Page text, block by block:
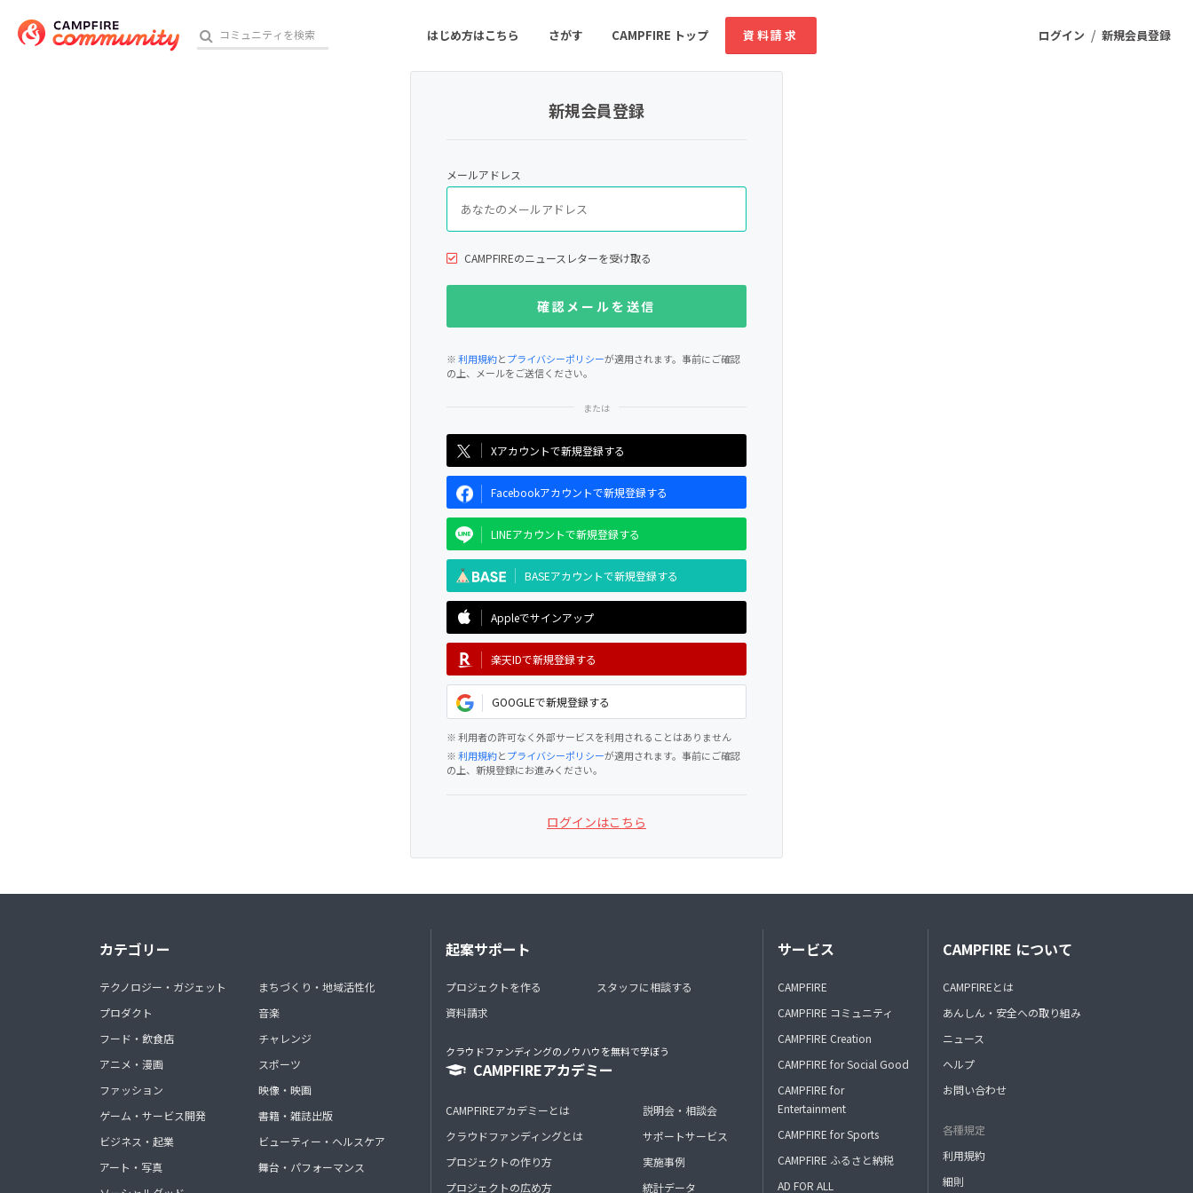
ログイン / 新規会員登録
はじめ方はこちら さがす CAMPFIRE トップ 資料請求
ゲーム・サービス開発
書籍・雑誌出版 アニメ・漫画
ソーシャルグッド ビューティー・ヘルスケア
新規会員登録
メールアドレス
CAMPFIREのニュースレターを受け取る
※利用規約とプライバシーポリシーが適用されます。事前にご確認
の上、メールをご送信ください。
Xアカウントで新規登録する
Facebookアカウントで新規登録する
LINEアカウントで新規登録する
BASEアカウントで新規登録する
Appleでサインアップ
楽天IDで新規登録する
GOOGLEで新規登録する
※ 利用者の許可なく外部サービスを利用されることはありません
※利用規約とプライバシーポリシーが適用されます。事前にご確認
の上、新規登録にお進みください。
ログインはこちら
カテゴリー
テクノロジー・ガジェット
プロダクト
フード・飲食店
アニメ・漫画
ファッション
ゲーム・サービス開発
ビジネス・起業
アート・写真
まちづくり・地域活性化
音楽
チャレンジ
スポーツ
映像・映画
書籍・雑誌出版
ビューティー・ヘルスケア
舞台・パフォーマンス
起案サポート
プロジェクトを作る
資料請求
スタッフに相談する
クラウドファンディングのノウハウを無料で学ぼう
CAMPFIREアカデミー
CAMPFIREアカデミーとは
クラウドファンディングとは
プロジェクトの作り方
プロジェクトの広め方
説明会・相談会
サポートサービス
実施事例
統計データ
サービス
CAMPFIRE
CAMPFIRE コミュニティ
CAMPFIRE Creation
CAMPFIRE for Social Good
CAMPFIRE for
Entertainment
CAMPFIRE for Sports
CAMPFIRE ふるさと納税
AD FOR ALL
CAMPFIRE について
CAMPFIREとは
あんしん・安全への取り組み
ニュース
ヘルプ
お問い合わせ
各種規定
利用規約
細則